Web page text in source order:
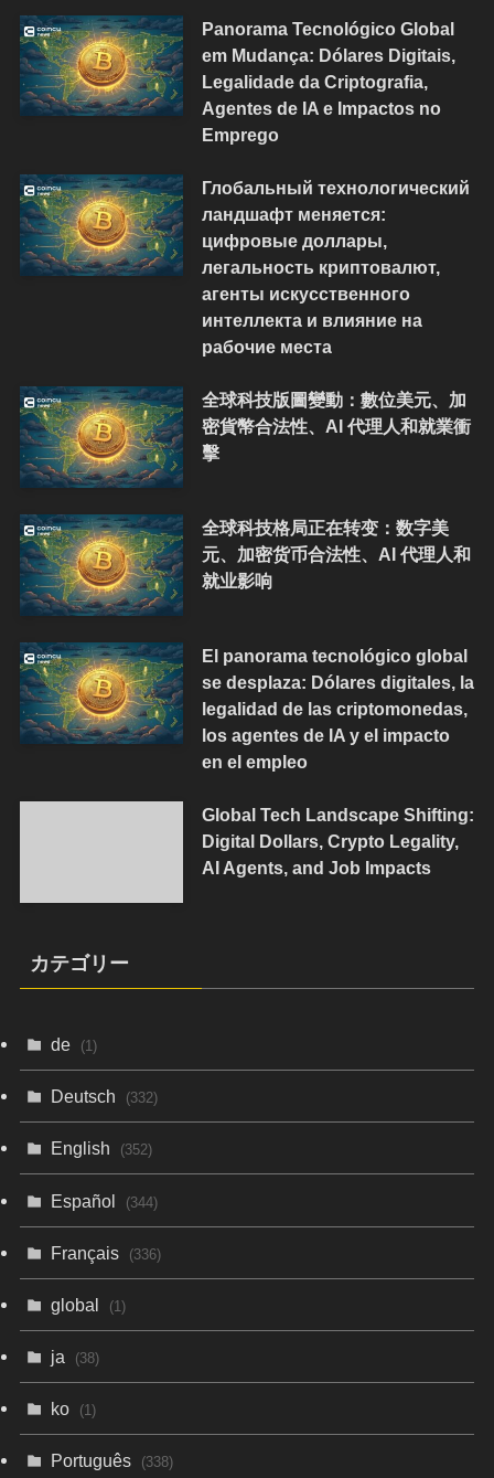
Panorama Tecnológico Global
em Mudança: Dólares Digitais,
Legalidade da Criptografia,
Agentes de IA e Impactos no
Emprego
Глобальный технологический
ландшафт меняется:
цифровые доллары,
легальность криптовалют,
агенты искусственного
интеллекта и влияние на
рабочие места
全球科技版圖變動：數位美元、加
密貨幣合法性、AI 代理人和就業衝
擊
全球科技格局正在转变：数字美
元、加密货币合法性、AI 代理人和
就业影响
El panorama tecnológico global
se desplaza: Dólares digitales, la
legalidad de las criptomonedas,
los agentes de IA y el impacto
en el empleo
Global Tech Landscape Shifting:
Digital Dollars, Crypto Legality,
AI Agents, and Job Impacts
カテゴリー
de (1)
Deutsch (332)
English (352)
Español (344)
Français (336)
global (1)
ja (38)
ko (1)
Português (338)